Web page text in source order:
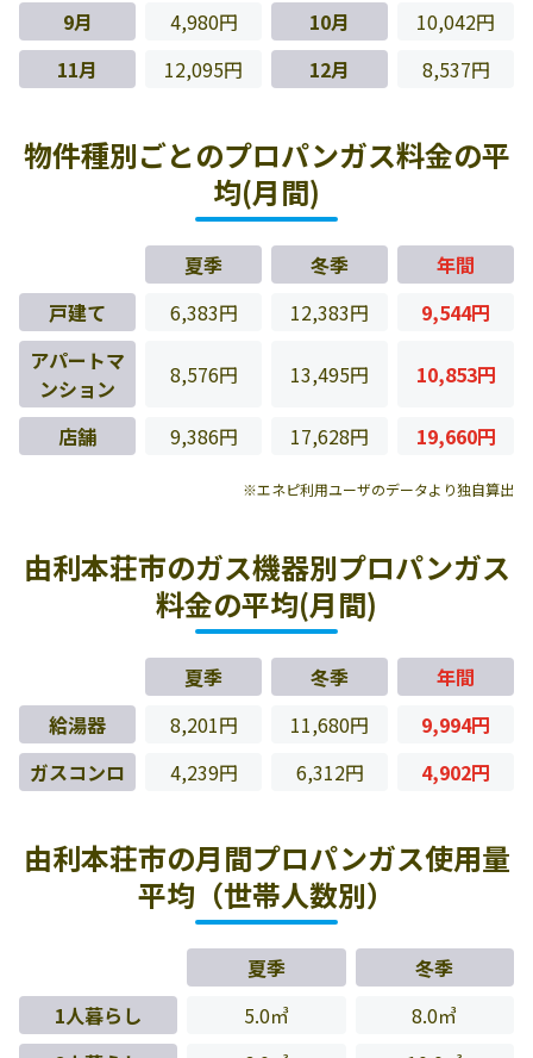
9月
4,980円 10月
10,042円
11月
12,095円 12月 8,537円
物件種別ごとのプロパンガス料金の平
均(月間)
夏季 冬季
年間
戸建て
6,383円 12,383円
9,544円
アパートマ
ンション
8,576円 13,495円 10,853円
店舗 9,386円 17,628円 19,660円
※エネピ利用ユーザのデータより独自算出
由利本荘市のガス機器別プロパンガス
料金の平均(月間)
夏季 冬季
年間
給湯器
8,201円 11,680円
9,994円
ガスコンロ
4,239円 6,312円 4,902円
由利本荘市の月間プロパンガス使用量
平均（世帯人数別）
夏季
冬季
1人暮らし
5.0㎥
8.0㎥